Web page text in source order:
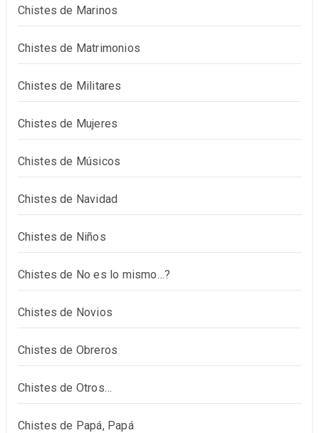
Chistes de Marinos
Chistes de Matrimonios
Chistes de Militares
Chistes de Mujeres
Chistes de Músicos
Chistes de Navidad
Chistes de Niños
Chistes de No es lo mismo…?
Chistes de Novios
Chistes de Obreros
Chistes de Otros…
Chistes de Papá, Papá